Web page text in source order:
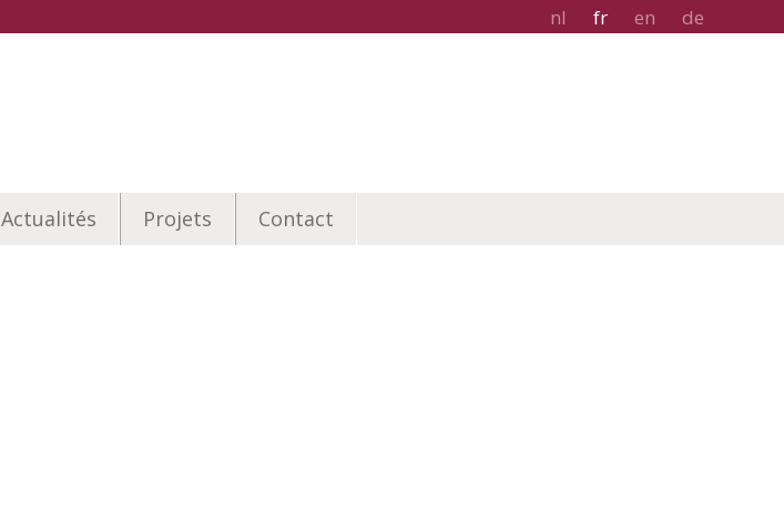
nl fr en de
Actualités Projets Contact